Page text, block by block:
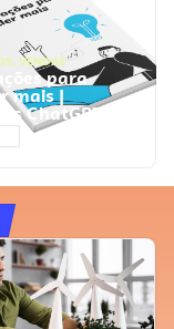
, VENDAS
para
mais |
ChatGPT